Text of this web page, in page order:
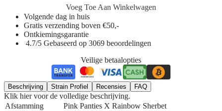
Voeg Toe Aan Winkelwagen
Volgende dag in huis
Gratis verzending boven €50,-
Ontkiemingsgarantie
4.7/5 Gebaseerd op 3069 beoordelingen
Veilige betaalopties
Beschrijving Strain Profiel Recensies FAQ
Klik hier voor de volledige beschrijving.
Afstamming
Pink Panties X Rainbow Sherbet